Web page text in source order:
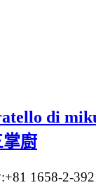
di
掌廚
1658-2-